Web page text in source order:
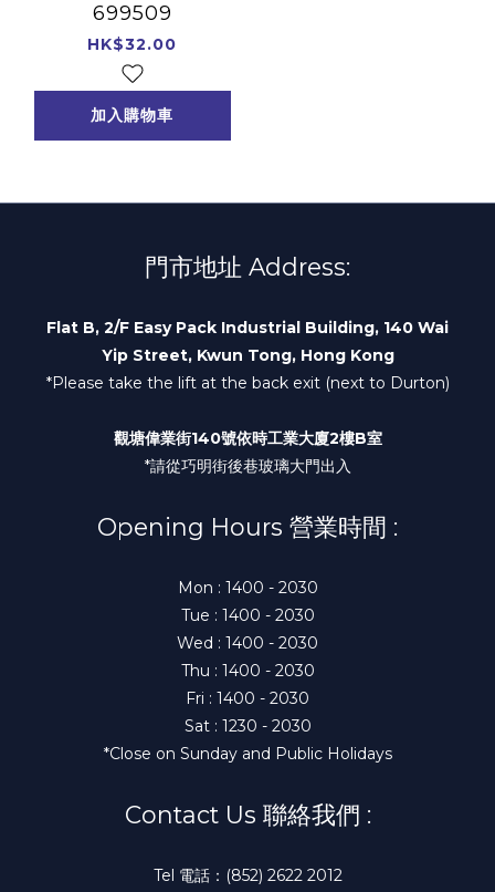
699509
HK$32.00
加入購物車
門市地址 Address:
Flat B, 2/F Easy Pack Industrial Building, 140 Wai
Yip Street, Kwun Tong, Hong Kong
*Please take the lift at the back exit (next to Durton)
觀塘偉業街140號依時工業大廈2樓B室
*請從巧明街後巷玻璃大門出入
Opening Hours 營業時間 :
Mon : 1400 - 2030
Tue : 1400 - 2030
Wed : 1400 - 2030
Thu : 1400 - 2030
Fri : 1400 - 2030
Sat : 1230 - 2030
*Close on Sunday and Public Holidays
Contact Us 聯絡我們 :
Tel 電話：(852) 2622 2012